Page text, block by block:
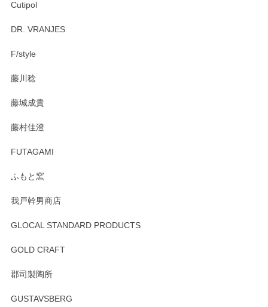
Cutipol
DR. VRANJES
F/style
藤川稔
藤城成貴
藤村佳澄
FUTAGAMI
ふもと窯
我戸幹男商店
GLOCAL STANDARD PRODUCTS
GOLD CRAFT
郡司製陶所
GUSTAVSBERG